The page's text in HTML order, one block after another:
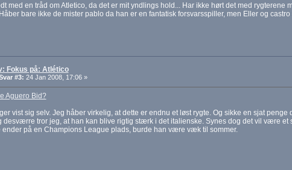
med en tråd om Atletico, da det er mit yndlings hold... Har ikke hørt det med rygterene
bare ikke de mister pablo da han er en fantatisk forsvarsspiller, men Eller og
Fokus på: Atlético
#3: 24 Jan 2008, 17:06 »
Aguero Bid?
vist sig selv. Jeg håber virkelig, at dette er endnu et løst rygte. Og sikke en sjat penge
desværre tror jeg, at han kan blive rigtig stærk i det italienske. Synes dog det vil være et
ender på en Champions League plads, burde han være væk til sommer.